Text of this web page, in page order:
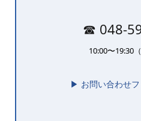
☎ 048-
10:00〜19:30
▶ お問い合わせ